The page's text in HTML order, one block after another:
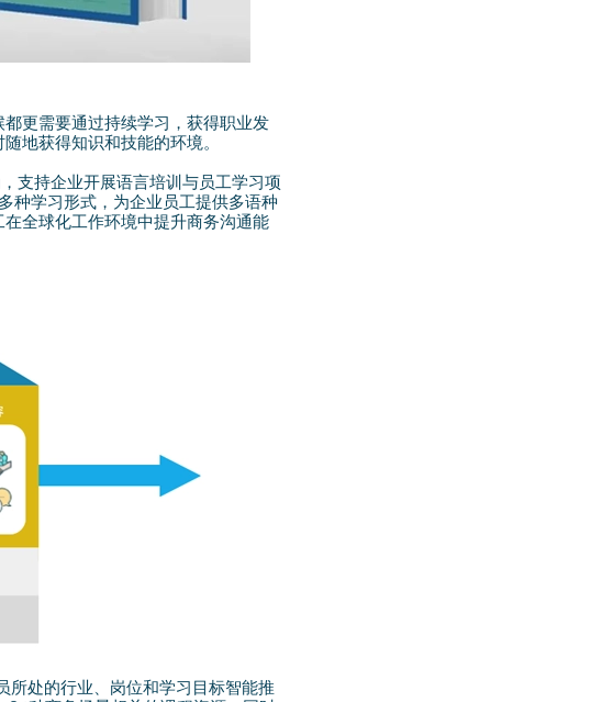
更需要通过持续学习，获得职业发
地获得知识和技能的环境。
支持企业开展语言培训与员工学习项
种学习形式，为企业员工提供多语种
全球化工作环境中提升商务沟通能
所处的行业、岗位和学习目标智能推